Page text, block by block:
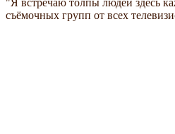
"Я встречаю толпы людей здесь
съёмочных групп от всех